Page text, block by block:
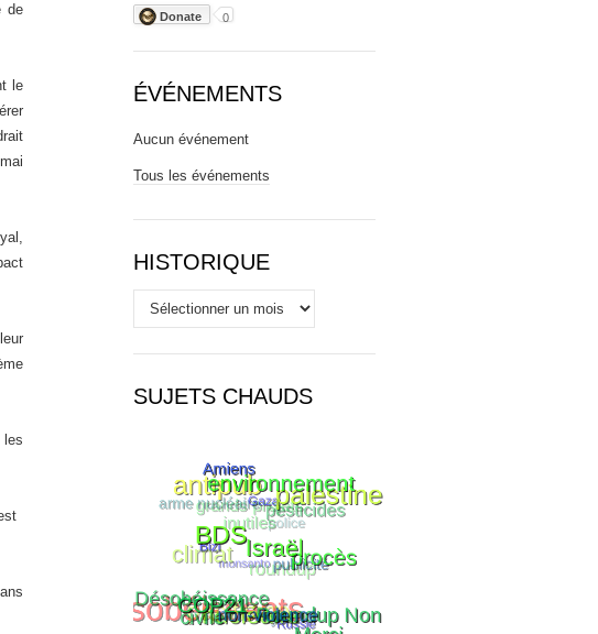
de
le
Donate 0
ÉVÉNEMENTS
Aucun événement
Tous les événements
HISTORIQUE
Historique
SUJETS CHAUDS